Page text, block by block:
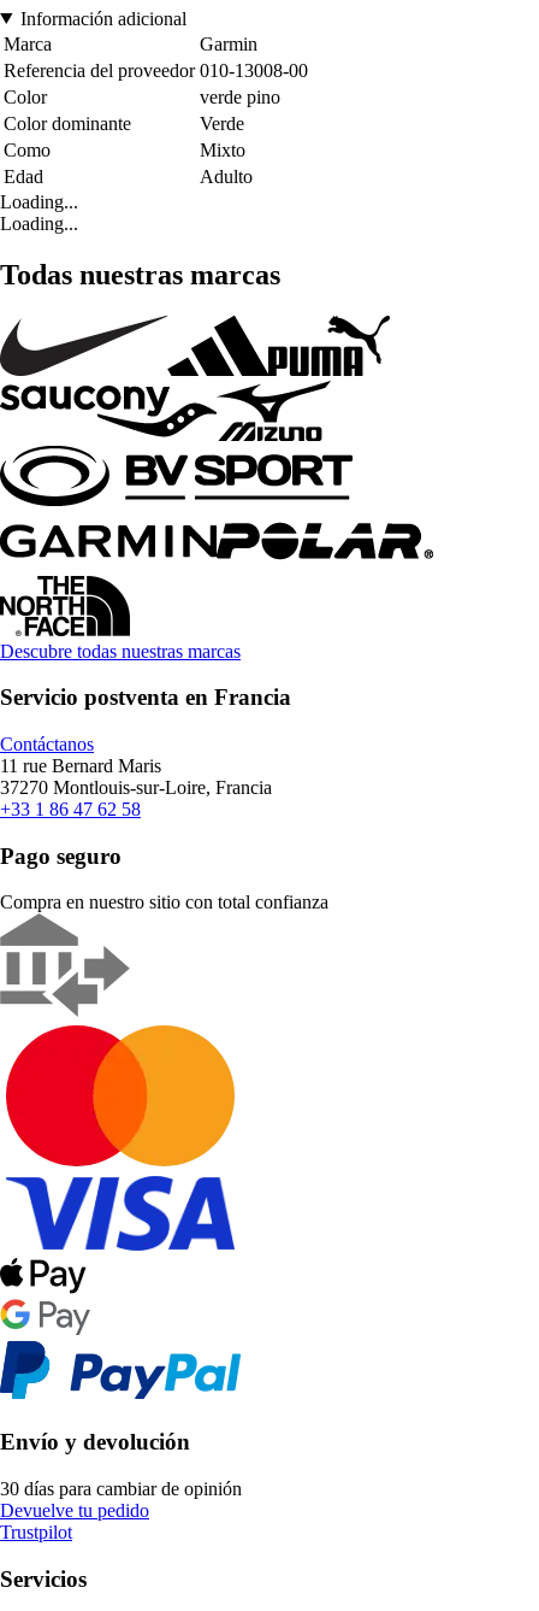
Información adicional
Marca
Garmin
Referencia del proveedor 010-13008-00
Color
verde pino
Color dominante
Verde
Como
Mixto
Edad
Adulto
Loading...
Loading...
Todas nuestras marcas
Descubre todas nuestras marcas
Servicio postventa en Francia
Contáctanos
11 rue Bernard Maris
37270 Montlouis-sur-Loire, Francia
+33 1 86 47 62 58
Pago seguro
Compra en nuestro sitio con total confianza
Envío y devolución
30 días para cambiar de opinión
Devuelve tu pedido
Trustpilot
Servicios